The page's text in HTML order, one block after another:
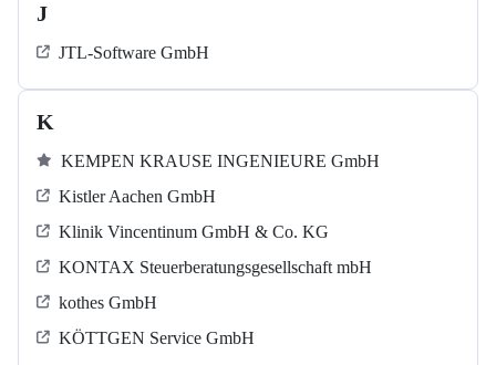
J
JTL-Software GmbH
K
KEMPEN KRAUSE INGENIEURE GmbH
Kistler Aachen GmbH
Klinik Vincentinum GmbH & Co. KG
KONTAX Steuerberatungsgesellschaft mbH
kothes GmbH
KÖTTGEN Service GmbH